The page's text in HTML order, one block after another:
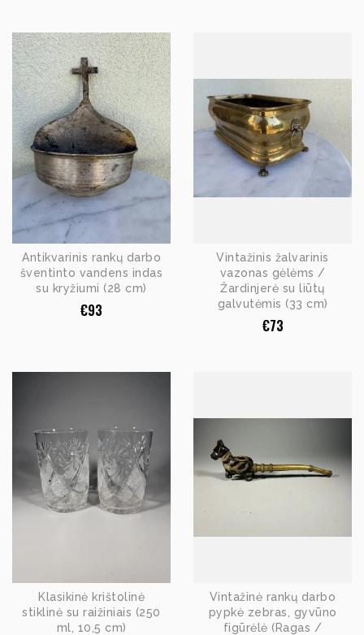
Antikvarinis rankų darbo
šventinto vandens indas
su kryžiumi (28 cm)
€93
Vintažinis žalvarinis
vazonas gėlėms /
Žardinjerė su liūtų
galvutėmis (33 cm)
€73
Klasikinė krištolinė
stiklinė su raižiniais (250
ml, 10,5 cm)
Vintažinė rankų darbo
pypkė zebras, gyvūno
figūrėlė (Ragas /